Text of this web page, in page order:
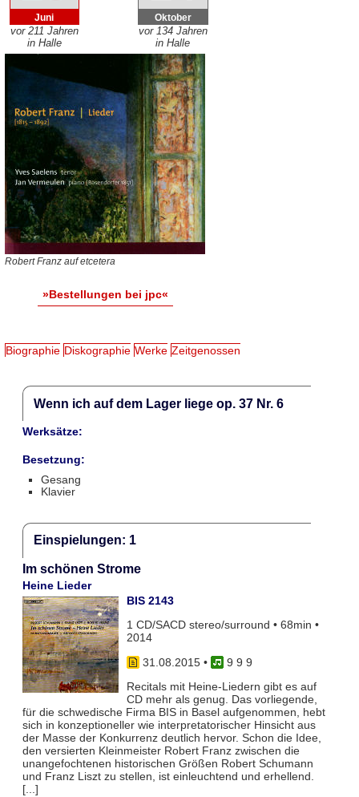
Juni
vor 211 Jahren
in Halle
Oktober
vor 134 Jahren
in Halle
Robert Franz auf etcetera
»Bestellungen bei jpc«
Biographie Diskographie Werke Zeitgenossen
Wenn ich auf dem Lager liege op. 37 Nr. 6
Werksätze:
Besetzung:
Gesang
Klavier
Einspielungen: 1
Im schönen Strome
Heine Lieder
BIS 2143
1 CD/SACD stereo/surround • 68min •
2014
31.08.2015•
9 9 9
Recitals mit Heine-Liedern gibt es auf
CD mehr als genug. Das vorliegende,
für die schwedische Firma BIS in Basel aufgenommen, hebt
sich in konzeptioneller wie interpretatorischer Hinsicht aus
der Masse der Konkurrenz deutlich hervor. Schon die Idee,
den versierten Kleinmeister Robert Franz zwischen die
unangefochtenen historischen Größen Robert Schumann
und Franz Liszt zu stellen, ist einleuchtend und erhellend.
[...]